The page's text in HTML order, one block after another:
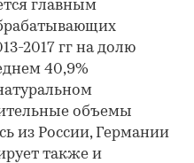
главным
2017 гг на долю
40,9%
объемы
из России, Германии
также и